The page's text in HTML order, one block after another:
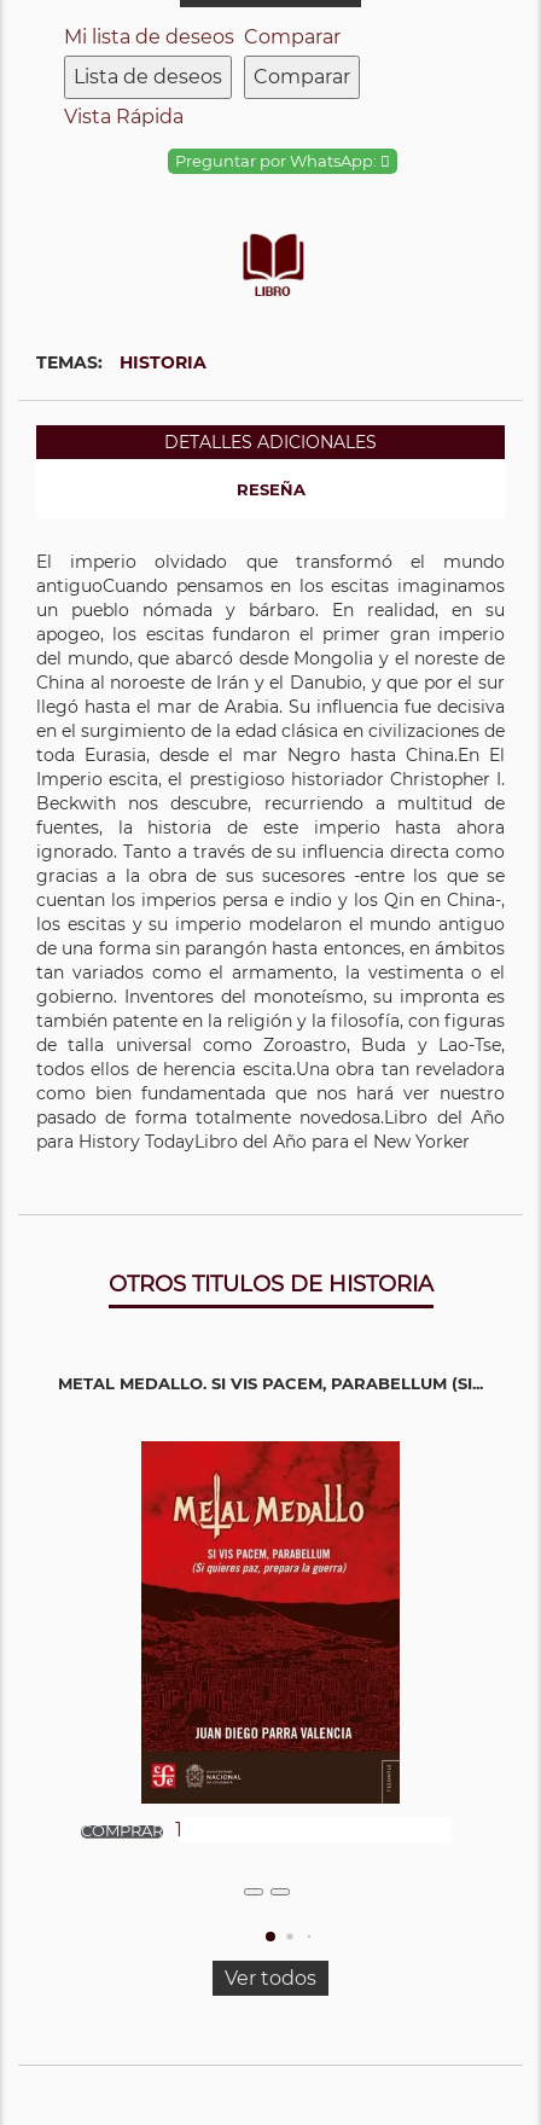
Mi lista de deseos
Lista de deseos
Comparar
Comparar
Vista Rápida
Preguntar por WhatsApp:
TEMAS: HISTORIA
DETALLES ADICIONALES
RESEÑA
El imperio olvidado que transformó el mundo
antiguoCuando pensamos en los escitas imaginamos
un pueblo nómada y bárbaro. En realidad, en su
apogeo, los escitas fundaron el primer gran imperio
del mundo, que abarcó desde Mongolia y el noreste de
China al noroeste de Irán y el Danubio, y que por el sur
llegó hasta el mar de Arabia. Su influencia fue decisiva
en el surgimiento de la edad clásica en civilizaciones de
toda Eurasia, desde el mar Negro hasta China.En El
Imperio escita, el prestigioso historiador Christopher I.
Beckwith nos descubre, recurriendo a multitud de
fuentes, la historia de este imperio hasta ahora
ignorado. Tanto a través de su influencia directa como
gracias a la obra de sus sucesores -entre los que se
cuentan los imperios persa e indio y los Qin en China-,
los escitas y su imperio modelaron el mundo antiguo
de una forma sin parangón hasta entonces, en ámbitos
tan variados como el armamento, la vestimenta o el
gobierno. Inventores del monoteísmo, su impronta es
también patente en la religión y la filosofía, con figuras
de talla universal como Zoroastro, Buda y Lao-Tse,
todos ellos de herencia escita.Una obra tan reveladora
como bien fundamentada que nos hará ver nuestro
pasado de forma totalmente novedosa.Libro del Año
para History TodayLibro del Año para el New Yorker
OTROS TITULOS DE HISTORIA
METAL MEDALLO. SI VIS PACEM, PARABELLUM (SI...
Ver todos